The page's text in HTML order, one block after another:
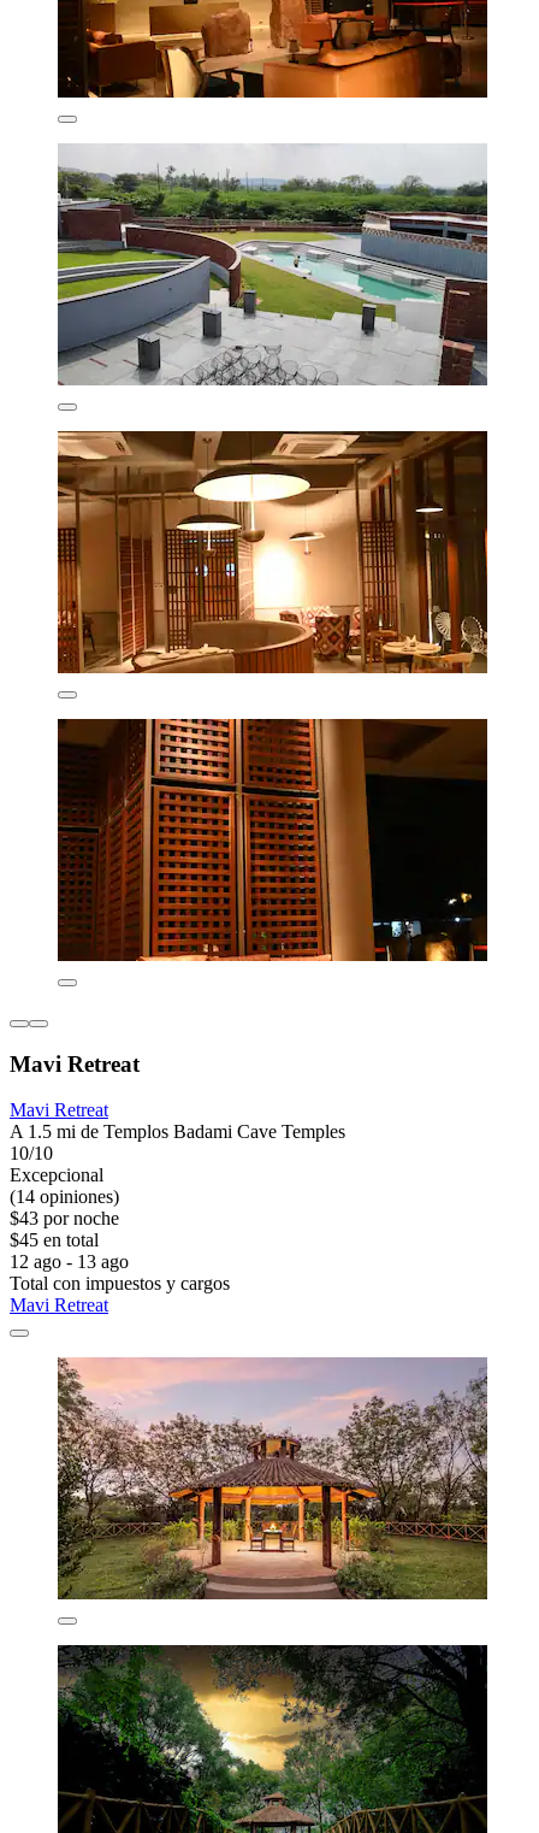
Mavi Retreat
Mavi Retreat
A 1.5 mi de Templos Badami Cave Temples
10/10
Excepcional
(14 opiniones)
$43 por noche
$45 en total
12 ago - 13 ago
Total con impuestos y cargos
Mavi Retreat